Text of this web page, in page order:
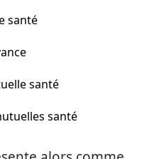
santé
santé
santé